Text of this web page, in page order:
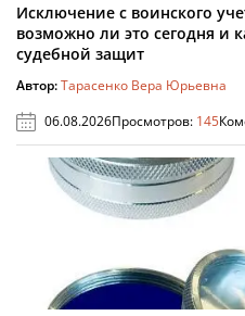
Исключение с воинского
возможно ли это сегодня и
судебной защит
Автор:Тарасенко Вера Юрьевна
06.08.2026Просмотров: 145